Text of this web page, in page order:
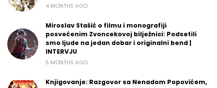
4 MONTHS AGO
Miroslav Stašić o filmu i monografiji
posvećenim Zvoncekovoj bilježnici: Podsetili
smo ljude na jedan dobar i originalni bend |
INTERVJU
5 MONTHS AGO
Knjigovanje: Razgovor sa Nenadom Popovićem,